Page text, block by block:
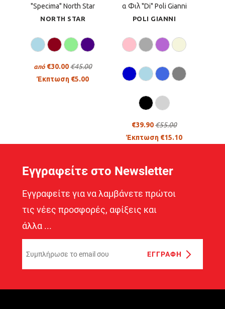
"Specima" North Star
NORTH STAR
από €30.00€45.00
Έκπτωση €5.00
α Φιλ "Di" Poli Gianni
POLI GIANNI
€39.90€55.00
Έκπτωση €15.10
Εγγραφείτε στο Newsletter
Εγγραφείτε για να λαμβάνετε πρώτοι
τις νέες προσφορές, αφίξεις και
άλλα ...